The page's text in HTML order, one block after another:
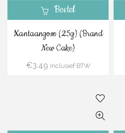
Bestel
Xantaangom (25g) (Brand
New Cake)
€3.49 Inclusief BTW